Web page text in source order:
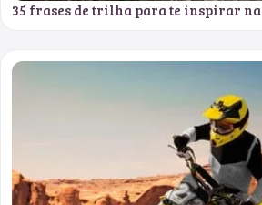
35 frases de trilha para te inspirar